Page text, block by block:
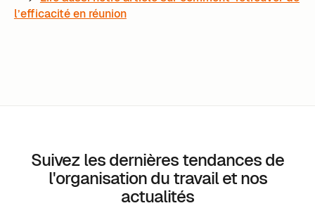
l’efficacité en réunion
Suivez les dernières tendances de
l'organisation du travail et nos
actualités